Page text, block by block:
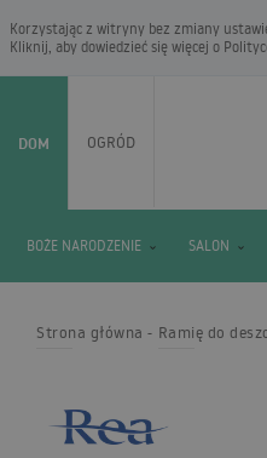
Korzystając z witryny bez zmiany
Kliknij, aby dowiedzieć się więcej o
DOM OGRÓD
BOŻE NARODZENIE SALON
Strona główna Ramię do